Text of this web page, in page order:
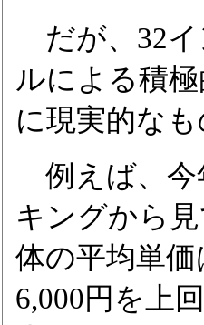
だが、32イ
ルによる積
に現実的な
例えば、今
キングから
体の平均単価
6,000円を上